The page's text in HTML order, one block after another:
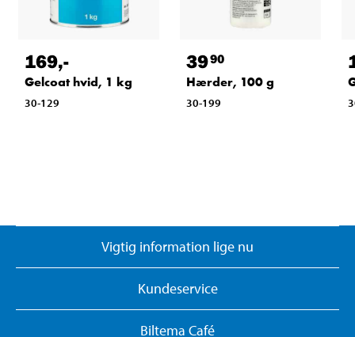
169,-
Gelcoat hvid, 1 kg
30-129
3990
Hærder, 100 g
30-199
Vigtig information lige nu
Kundeservice
Biltema Café